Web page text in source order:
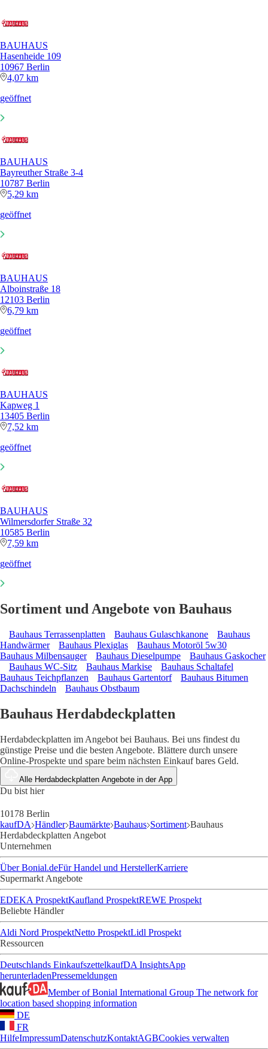
BAUHAUS
Hasenheide 109
10967 Berlin
4,07 km
geöffnet
BAUHAUS
Bayreuther Straße 3-4
10787 Berlin
5,29 km
geöffnet
BAUHAUS
Alboinstraße 18
12103 Berlin
6,79 km
geöffnet
BAUHAUS
Kapweg 1
13405 Berlin
7,52 km
geöffnet
BAUHAUS
Wilmersdorfer Straße 32
10585 Berlin
7,59 km
geöffnet
Sortiment und Angebote von Bauhaus
Bauhaus Terrassenplatten Bauhaus Gulaschkanone
Bauhaus
Handwärmer
Bauhaus Plexiglas
Bauhaus Motoröl 5w30
Bauhaus Milbensauger
Bauhaus Dieselpumpe
Bauhaus Gaskocher
Bauhaus WC-Sitz
Bauhaus Markise
Bauhaus Schaltafel
Bauhaus Teichpflanzen
Bauhaus Gartentorf
Bauhaus Bitumen
Dachschindeln
Bauhaus Obstbaum
Bauhaus Herdabdeckplatten
Herdabdeckplatten im Angebot bei Bauhaus. Bei uns findest du
günstige Preise und die besten Angebote. Blättere durch unsere
Online-Prospekte und spare beim nächsten Einkauf bares Geld.
Alle Herdabdeckplatten Angebote in der App
Du bist hier
10178 Berlin
kaufDA Händler Baumärkte Bauhaus Sortiment Bauhaus
Herdabdeckplatten Angebot
Unternehmen
Über Bonial.deFür Handel und HerstellerKarriere
Supermarkt Angebote
EDEKA ProspektKaufland ProspektREWE Prospekt
Beliebte Händler
Aldi Nord ProspektNetto ProspektLidl Prospekt
Ressourcen
Deutschlands EinkaufszettelkaufDA InsightsApp
herunterladenPressemeldungen
Member of Bonial International Group The network for
location based shopping information
DE
FR
HilfeImpressumDatenschutzKontaktAGBCookies verwalten